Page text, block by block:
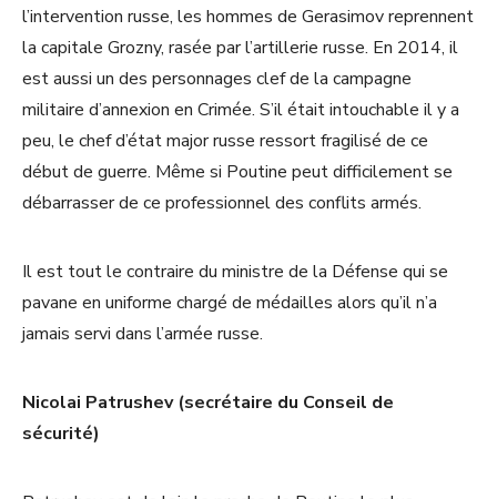
l’intervention russe, les hommes de Gerasimov reprennent
la capitale Grozny, rasée par l’artillerie russe. En 2014, il
est aussi un des personnages clef de la campagne
militaire d’annexion en Crimée. S’il était intouchable il y a
peu, le chef d’état major russe ressort fragilisé de ce
début de guerre. Même si Poutine peut difficilement se
débarrasser de ce professionnel des conflits armés.
Il est tout le contraire du ministre de la Défense qui se
pavane en uniforme chargé de médailles alors qu’il n’a
jamais servi dans l’armée russe.
Nicolai Patrushev (secrétaire du Conseil de
sécurité)